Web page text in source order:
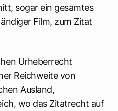
sogar ein gesamtes
Film, zum Zitat
Urheberrecht
Reichweite von
Ausland,
wo das Zitatrecht auf